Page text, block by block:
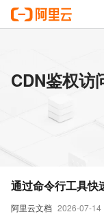
CDN鉴权访
阿里云文档 2026-07-14
通过命令行工具快